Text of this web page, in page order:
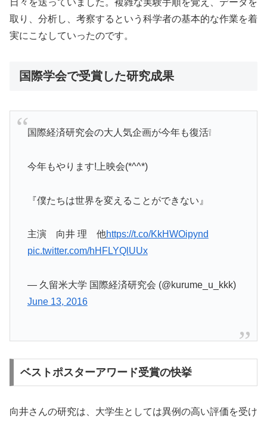
日々を送っていました。複雑な実験手順を覚え、データを
取り、分析し、考察するという科学者の基本的な作業を着
実にこなしていったのです。
国際学会で受賞した研究成果
国際経済研究会の大人気企画が今年も復活❕
今年もやります!上映会(*^^*)
『僕たちは世界を変えることができない』
主演 向井 理 他https://t.co/KkHWOipynd
pic.twitter.com/hHFLYQlUUx
— 久留米大学 国際経済研究会 (@kurume_u_kkk)
June 13, 2016
ベストポスターアワード受賞の快挙
向井さんの研究は、大学生としては異例の高い評価を受け